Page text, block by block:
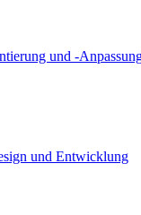
und -
und Entwicklung